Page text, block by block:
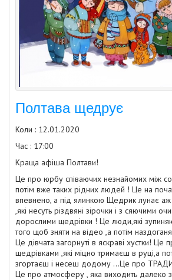
Полтава щедрує
Коли : 12.01.2020
Час : 17:00
Краща афіша Полтави!
Це про юрбу співаючих незнайомих між
потім вже таких рідних людей ! Це на
впевнено, а під ялинкою Щедрик лунає
,які несуть різдвяні зірочки і з сяючими
дорослими щедрівки ! Це люди,які
того щоб зняти на відео ,а потім
Це дівчата загорнуті в яскраві хустки! Це
щедрівками ,які міцно тримаєш в руці,а
згортаєш і несеш додому ...Це про
Це про атмосферу , яка виходить далеко